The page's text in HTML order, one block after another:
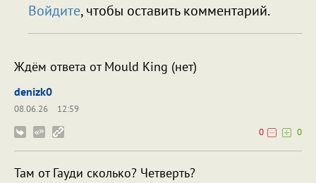
Войдите, чтобы оставить комментарий.
Ждём ответа от Mould King (нет)
denizk0
08.06.26
12:59
0
0
Там от Гауди сколько? Четверть?